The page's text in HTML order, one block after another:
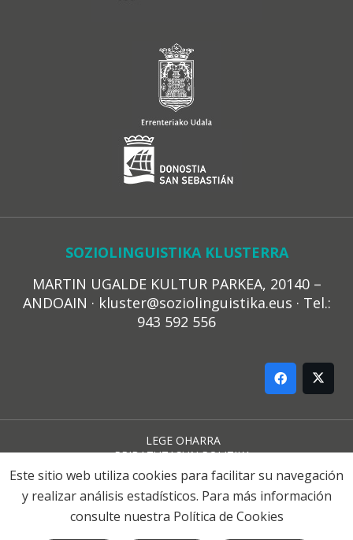
SOZIOLINGUISTIKA KLUSTERRA
MARTIN UGALDE KULTUR PARKEA, 20140 –
ANDOAIN · kluster@soziolinguistika.eus · Tel.:
943 592 556
LEGE OHARRA
PRIBATUTASUN POLITIKA
COOKIE-EN POLITIKA
HARREMANA
© 2021 Soziolinguistika Klusterra
Este sitio web utiliza cookies para facilitar su navegación
y realizar análisis estadísticos. Para más información
consulte nuestra Política de Cookies